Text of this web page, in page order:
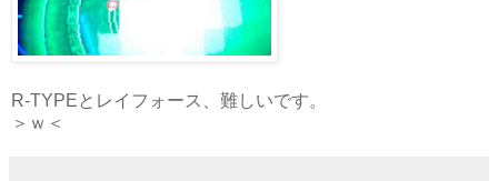
R-TYPEとレイフォース、難しいです。
＞ｗ＜